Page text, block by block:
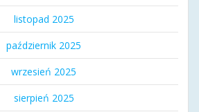
listopad 2025
październik 2025
wrzesień 2025
sierpień 2025